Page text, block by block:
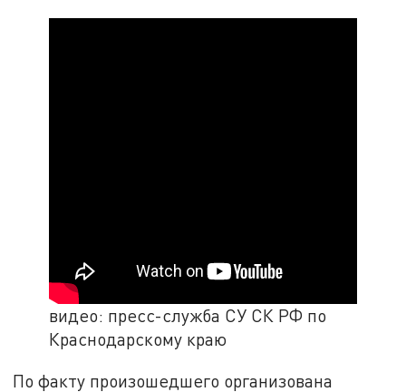
видео: пресс-служба СУ СК РФ по
Краснодарскому краю
По факту произошедшего организована